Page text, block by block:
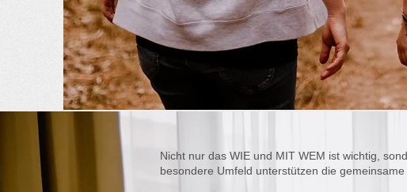
Nicht nur das WIE und MIT WEM ist wichtig,
besondere Umfeld unterstützen die